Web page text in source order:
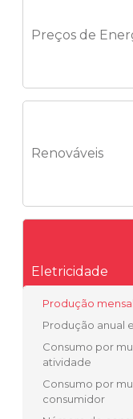
Preços de
Renováveis
Eletricidade
Produção
Produção anual
Consumo por
atividade
Consumo por
consumidor